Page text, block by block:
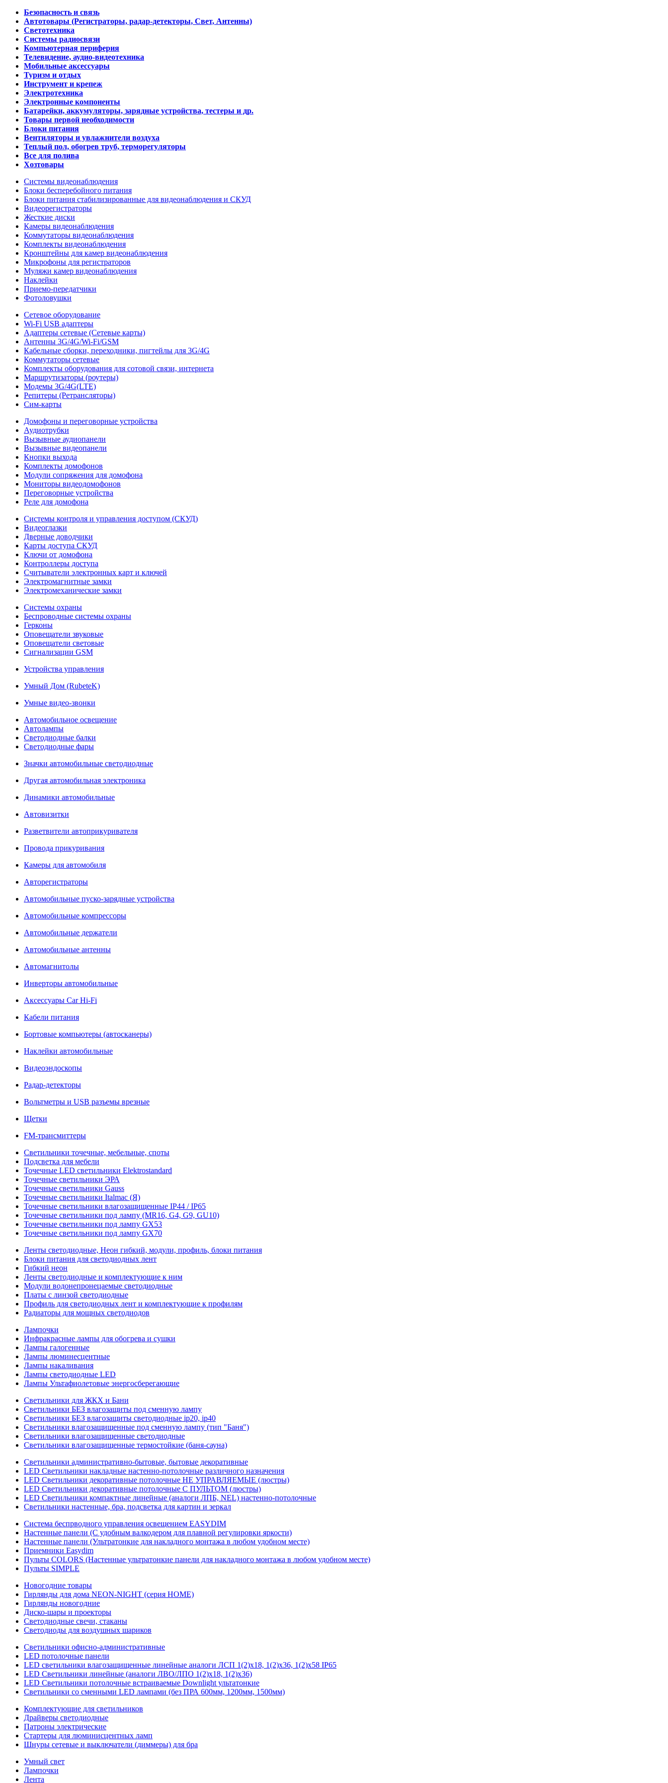
Безопасность и связь
Автотовары (Регистраторы, радар-детекторы, Свет, Антенны)
Светотехника
Системы радиосвязи
Компьютерная периферия
Телевидение, аудио-видеотехника
Мобильные аксессуары
Туризм и отдых
Инструмент и крепеж
Электротехника
Электронные компоненты
Батарейки, аккумуляторы, зарядные устройства, тестеры и др.
Товары первой необходимости
Блоки питания
Вентиляторы и увлажнители воздуха
Теплый пол, обогрев труб, терморегуляторы
Все для полива
Хозтовары
Системы видеонаблюдения
Блоки бесперебойного питания
Блоки питания стабилизированные для видеонаблюдения и СКУД
Видеорегистраторы
Жесткие диски
Камеры видеонаблюдения
Коммутаторы видеонаблюдения
Комплекты видеонаблюдения
Кронштейны для камер видеонаблюдения
Микрофоны для регистраторов
Муляжи камер видеонаблюдения
Наклейки
Приемо-передатчики
Фотоловушки
Сетевое оборудование
Wi-Fi USB адаптеры
Адаптеры сетевые (Сетевые карты)
Антенны 3G/4G/Wi-Fi/GSM
Кабельные сборки, переходники, пигтейлы для 3G/4G
Коммутаторы сетевые
Комплекты оборудования для сотовой связи, интернета
Маршрутизаторы (роутеры)
Модемы 3G/4G(LTE)
Репитеры (Ретрансляторы)
Сим-карты
Домофоны и переговорные устройства
Аудиотрубки
Вызывные аудиопанели
Вызывные видеопанели
Кнопки выхода
Комплекты домофонов
Модули сопряжения для домофона
Мониторы видеодомофонов
Переговорные устройства
Реле для домофона
Системы контроля и управления доступом (СКУД)
Видеоглазки
Дверные доводчики
Карты доступа СКУД
Ключи от домофона
Контроллеры доступа
Считыватели электронных карт и ключей
Электромагнитные замки
Электромеханические замки
Системы охраны
Беспроводные системы охраны
Герконы
Оповещатели звуковые
Оповещатели световые
Сигнализации GSM
Устройства управления
Умный Дом (RubeteK)
Умные видео-звонки
Автомобильное освещение
Автолампы
Светодиодные балки
Светодиодные фары
Значки автомобильные светодиодные
Другая автомобильная электроника
Динамики автомобильные
Автовизитки
Разветвители автоприкуривателя
Провода прикуривания
Камеры для автомобиля
Авторегистраторы
Автомобильные пуско-зарядные устройства
Автомобильные компрессоры
Автомобильные держатели
Автомобильные антенны
Автомагнитолы
Инверторы автомобильные
Аксессуары Car Hi-Fi
Кабели питания
Бортовые компьютеры (автосканеры)
Наклейки автомобильные
Видеоэндоскопы
Радар-детекторы
Вольтметры и USB разъемы врезные
Щетки
FM-трансмиттеры
Светильники точечные, мебельные, споты
Подсветка для мебели
Точечные LED светильники Elektrostandard
Точечные светильники ЭРА
Точечные светильники Gauss
Точечные светильники Italmac (Я)
Точечные светильники влагозащищенные IP44 / IP65
Точечные светильники под лампу (MR16, G4, G9, GU10)
Точечные светильники под лампу GX53
Точечные светильники под лампу GX70
Ленты светодиодные, Неон гибкий, модули, профиль, блоки питания
Блоки питания для светодиодных лент
Гибкий неон
Ленты светодиодные и комплектующие к ним
Модули водонепронецаемые светодиодные
Платы с линзой светодиодные
Профиль для светодиодных лент и комплектующие к профилям
Радиаторы для мощных светодиодов
Лампочки
Инфракрасные лампы для обогрева и сушки
Лампы галогенные
Лампы люминесцентные
Лампы накаливания
Лампы светодиодные LED
Лампы Ультафиолетовые энергосберегающие
Светильники для ЖКХ и Бани
Светильники БЕЗ влагозащиты под сменную лампу
Светильники БЕЗ влагозащиты светодиодные ip20, ip40
Светильники влагозащищенные под сменную лампу (тип "Баня")
Светильники влагозащищенные светодиодные
Светильники влагозащищенные термостойкие (баня-сауна)
Светильники административно-бытовые, бытовые декоративные
LED Cветильники накладные настенно-потолочные различного назначения
LED Светильники декоративные потолочные НЕ УПРАВЛЯЕМЫЕ (люстры)
LED Светильники декоративные потолочные С ПУЛЬТОМ (люстры)
LED Светильники компактные линейные (аналоги ЛПБ, NEL) настенно-потолочные
Светильники настенные, бра, подсветка для картин и зеркал
Система беспрводного управления освещением EASYDIM
Настенные панели (С удобным валкодером для плавной регулировки яркости)
Настенные панели (Ультратонкие для накладного монтажа в любом удобном месте)
Приемники Easydim
Пульты COLORS (Настенные ультратонкие панели для накладного монтажа в любом удобном месте)
Пульты SIMPLE
Новогодние товары
Гирлянды для дома NEON-NIGHT (серия HOME)
Гирлянды новогодние
Диско-шары и проекторы
Светодиодные свечи, стаканы
Светодиоды для воздушных шариков
Светильники офисно-административные
LED потолочные панели
LED светильники влагозащищенные линейные аналоги ЛСП 1(2)х18, 1(2)х36, 1(2)х58 IP65
LED Светильники линейные (аналоги ЛВО/ЛПО 1(2)х18, 1(2)х36)
LED Светильники потолочные встраиваемые Downlight ультатонкие
Светильники со сменными LED лампами (без ПРА 600мм, 1200мм, 1500мм)
Комплектующие для светильников
Драйверы светодиодные
Патроны электрические
Стартеры для люминисцентных ламп
Шнуры сетевые и выключатели (диммеры) для бра
Умный свет
Лампочки
Лента